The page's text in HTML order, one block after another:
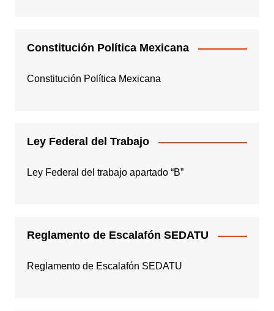
Constitución Política Mexicana
Constitución Política Mexicana
Ley Federal del Trabajo
Ley Federal del trabajo apartado “B”
Reglamento de Escalafón SEDATU
Reglamento de Escalafón SEDATU